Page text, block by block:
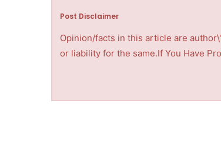
Post Disclaimer
Opinion/facts in this article are
or liability for the same.If You Have